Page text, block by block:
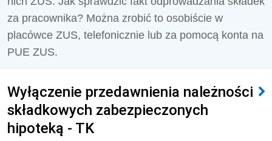
za pracownika? Można zrobić to osobiście w
placówce ZUS, telefonicznie lub za pomocą konta na
PUE ZUS.
Wyłączenie przedawnienia należności
składkowych zabezpieczonych
hipoteką - TK